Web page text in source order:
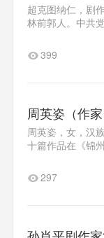
超克图纳仁，
林前郭人。中共
399
周英姿（作
周英姿，女，汉
十篇作品在《锦
297